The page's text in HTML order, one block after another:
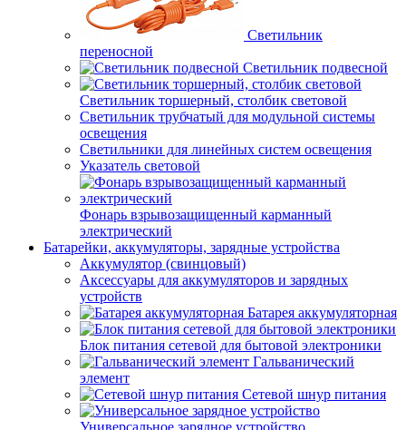
Светильник
переносной
Светильник подвесной
Светильник торшерный, столбик световой
Светильник трубчатый для модульной системы
освещения
Светильники для линейных систем освещения
Указатель световой
Фонарь взрывозащищенный карманный
электрический
Батарейки, аккумуляторы, зарядные устройства
Аккумулятор (свинцовый)
Аксессуары для аккумуляторов и зарядных
устройств
Батарея аккумуляторная
Блок питания сетевой для бытовой электроники
Гальванический
элемент
Сетевой шнур питания
Универсальное зарядное устройство